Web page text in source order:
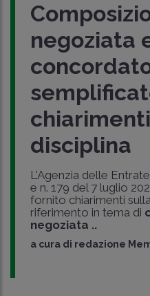
negoziata
disciplina
L'Agenzia delle
e n. 179 del 7 luglio
fornito chiarimenti
riferimento in tema di
negoziata ..
a cura di redazione